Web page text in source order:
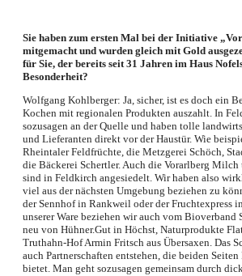
Sie haben zum ersten Mal bei der Initiative
mitgemacht und wurden gleich mit Gold
für Sie, der bereits seit 31 Jahren im Haus
Besonderheit?
Wolfgang Kohlberger: Ja, sicher, ist es doch ein
Kochen mit regionalen Produkten auszahlt. In
sozusagen an der Quelle und haben tolle
und Lieferanten direkt vor der Haustür. Wie
Rheintaler Feldfrüchte, die Metzgerei Schöch,
die Bäckerei Schertler. Auch die Vorarlberg
sind in Feldkirch angesiedelt. Wir haben also
viel aus der nächsten Umgebung beziehen zu
der Sennhof in Rankweil oder der Fruchtexpress
unserer Ware beziehen wir auch vom Bioverband
neu von Hühner.Gut in Höchst, Naturprodukte
Truthahn-Hof Armin Fritsch aus Übersaxen. Das
auch Partnerschaften entstehen, die beiden
bietet. Man geht sozusagen gemeinsam durch